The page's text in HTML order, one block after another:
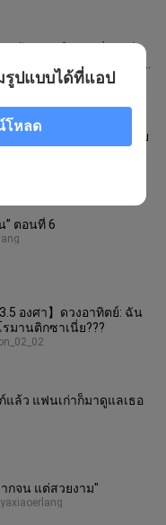
รุ่นน้องสาว】ช่วยพี่ชายจีบ
นพี่สาวเล็งไว้กลับเป็นรุ่น
แ
องเสียเงินเปล่าๆ จริงๆ โดย
พยนตร์ปักกิ่ง “Sp
ตอนที่ 6
องศา】ดวงอาทิตย์: ฉัน
มานติกซาเนี่ย???
แล้ว แฟนเก่าก็มาดูแลเธอ
กจน แต่สวยงาม"
รูปแบบได้ที่แอป
โหลด